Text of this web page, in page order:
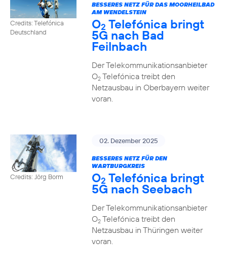
Credits: Telefónica
Deutschland
BESSERES NETZ FÜR DAS MOORHEILBAD
AM WENDELSTEIN
O2 Telefónica bringt
5G nach Bad
Feilnbach
Der Telekommunikationsanbieter
O2Telefónica treibt den
Netzausbau in Oberbayern weiter
voran.
Credits: Jörg Borm
02. Dezember 2025
BESSERES NETZ FÜR DEN
WARTBURGKREIS
O2 Telefónica bringt
5G nach Seebach
Der Telekommunikationsanbieter
O2Telefónica treibt den
Netzausbau in Thüringen weiter
voran.